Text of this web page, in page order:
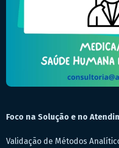
Foco na Solução e no
Validação de Métodos